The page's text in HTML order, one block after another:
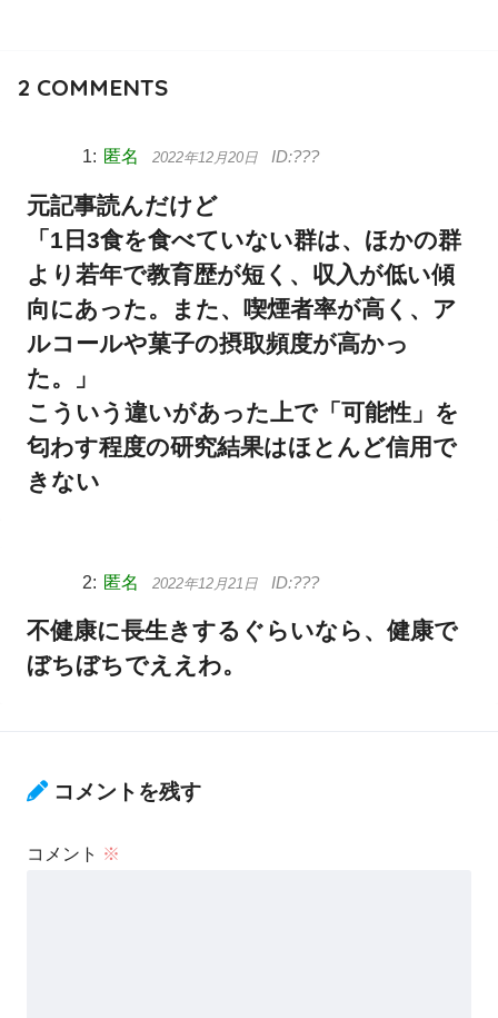
2 COMMENTS
匿名 2022年12月20日
元記事読んだけど
「1日3食を食べていない群は、ほかの群
より若年で教育歴が短く、収入が低い傾
向にあった。また、喫煙者率が高く、ア
ルコールや菓子の摂取頻度が高かっ
た。」
こういう違いがあった上で「可能性」を
匂わす程度の研究結果はほとんど信用で
きない
匿名 2022年12月21日
不健康に長生きするぐらいなら、健康で
ぼちぼちでええわ。
コメントを残す
コメント ※